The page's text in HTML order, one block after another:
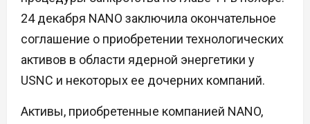
24 декабря NANO заключила окончательное
соглашение о приобретении технологических
активов в области ядерной энергетики у
USNC и некоторых ее дочерних компаний.
Активы, приобретенные компанией NANO,